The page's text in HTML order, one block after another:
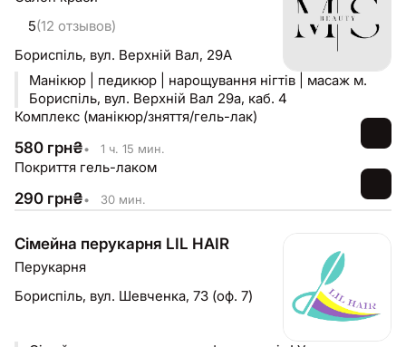
5(12 отзывов)
Бориспіль, вул. Верхній Вал, 29А
Манікюр | педикюр | нарощування нігтів | масаж м.
Бориспіль, вул. Верхній Вал 29а, каб. 4
Комплекс (манікюр/зняття/гель-лак)
580 грн₴• 1 ч. 15 мин.
Покриття гель-лаком
290 грн₴• 30 мин.
Сімейна перукарня LIL HAIR
Перукарня
Бориспіль, вул. Шевченка, 73 (оф. 7)